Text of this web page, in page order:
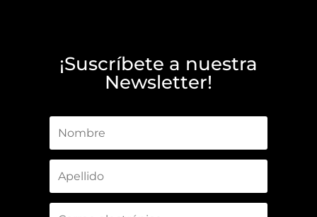
¡Suscríbete a nuestra
Newsletter!